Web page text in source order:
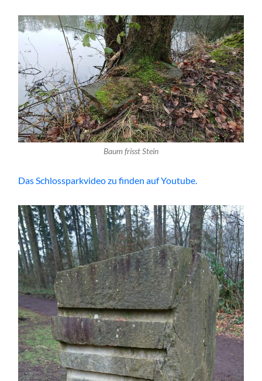
Baum frisst Stein
Das Schlossparkvideo zu finden auf Youtube.